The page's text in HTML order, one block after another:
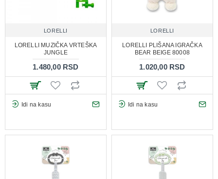
LORELLI
LORELLI MUZIČKA VRTEŠKA
JUNGLE
1.480,00 RSD
Idi na kasu
LORELLI
LORELLI PLIŠANA IGRAČKA
BEAR BEIGE 80008
1.020,00 RSD
Idi na kasu